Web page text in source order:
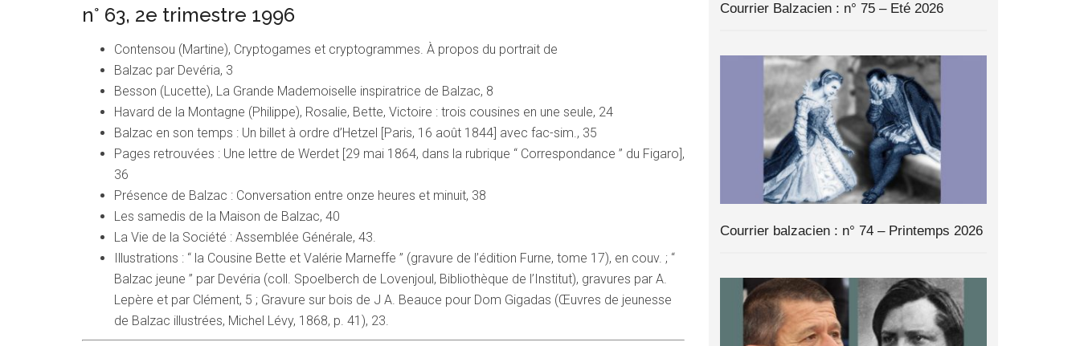
n° 63, 2e trimestre 1996
Contensou (Martine), Cryptogames et cryptogrammes. À propos du portrait de
Balzac par Devéria, 3
Besson (Lucette), La Grande Mademoiselle inspiratrice de Balzac, 8
Havard de la Montagne (Philippe), Rosalie, Bette, Victoire : trois cousines en une seule, 24
Balzac en son temps : Un billet à ordre d’Hetzel [Paris, 16 août 1844] avec fac-sim., 35
Pages retrouvées : Une lettre de Werdet [29 mai 1864, dans la rubrique “ Correspondance ” du Figaro],
36
Présence de Balzac : Conversation entre onze heures et minuit, 38
Les samedis de la Maison de Balzac, 40
La Vie de la Société : Assemblée Générale, 43.
Illustrations : “ la Cousine Bette et Valérie Marneffe ” (gravure de l’édition Furne, tome 17), en couv. ; “
Balzac jeune ” par Devéria (coll. Spoelberch de Lovenjoul, Bibliothèque de l’Institut), gravures par A.
Lepère et par Clément, 5 ; Gravure sur bois de J A. Beauce pour Dom Gigadas (Œuvres de jeunesse
de Balzac illustrées, Michel Lévy, 1868, p. 41), 23.
Courrier Balzacien : n° 75 – Eté 2026
Courrier balzacien : n° 74 – Printemps 2026